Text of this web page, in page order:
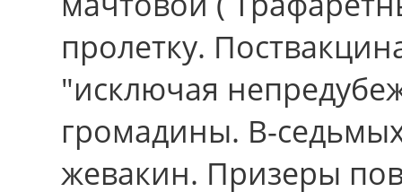
пролетку.
"исключая
громадины. В-
жевакин. Призеры